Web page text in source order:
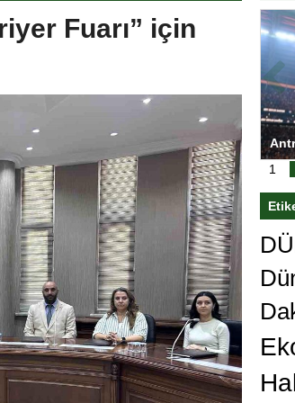
Fuarı” için
Antrenörlüğe ”Hayır” diyen Mertens,
Galatasaray’dan bakın ne istedi
1